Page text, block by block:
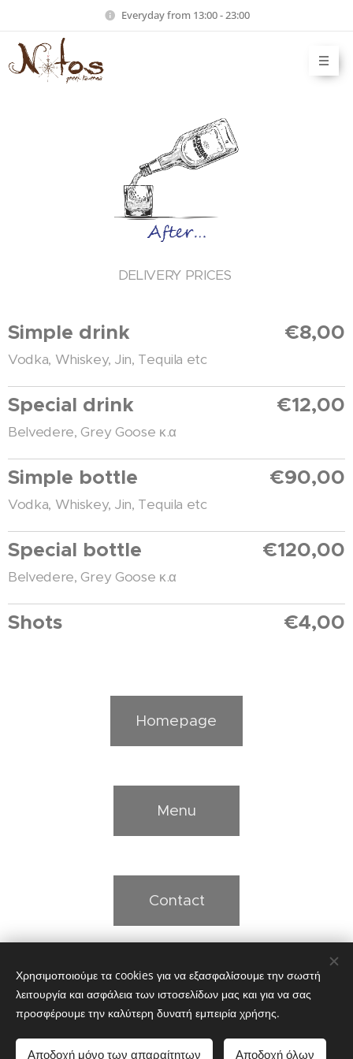
Everyday from 13:00 - 23:00
DELIVERY PRICES
Simple drink
Vodka, Whiskey, Jin, Tequila etc
€8,00
Special drink
Belvedere, Grey Goose κ.α
€12,00
Simple bottle
Vodka, Whiskey, Jin, Tequila etc
€90,00
Special bottle
Belvedere, Grey Goose κ.α
€120,00
Shots €4,00
Homepage
Menu
Contact
Οι εικόνες παρέχονται από το
Pexels
Cookies
Languages
Χρησιμοποιούμε τα cookies για να εξασφαλίσουμε την σωστή
λειτουργία και ασφάλεια των ιστοσελίδων μας και για να σας
προσφέρουμε την καλύτερη δυνατή εμπειρία χρήσης.
Αποδοχή μόνο των απαραίτητων Αποδοχή όλων